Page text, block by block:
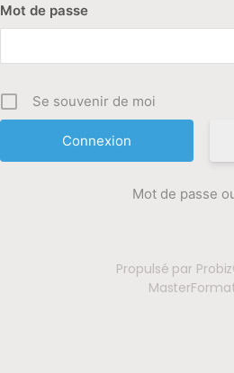
Mot de passe
Se souvenir de moi
Mot de passe
Propulsé par